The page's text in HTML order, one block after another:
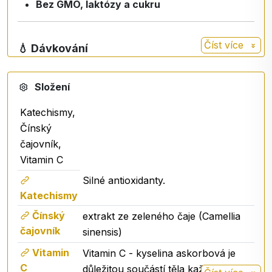
Bez GMO, laktózy a cukru
💧 Dávkování
Dospělí:2 vstřiky do dutiny ústní 2× denně
Děti od 3 let:
🧪 Složení
Extrakt z listů čajovníku čínského
Vitamin C (kyselina askorbová)
glycerol
alkohol
čištěná voda
sorban draselný
Číst více
Složení
Katechismy,
Čínský
čajovník,
Vitamin C
Katechismy
Silné antioxidanty.
Čínský
čajovník
extrakt ze zeleného čaje (Camellia
sinensis)
Vitamin
C
Vitamin C - kyselina askorbová je
důležitou součástí těla každého